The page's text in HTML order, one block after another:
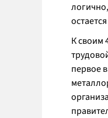
К своим
первое